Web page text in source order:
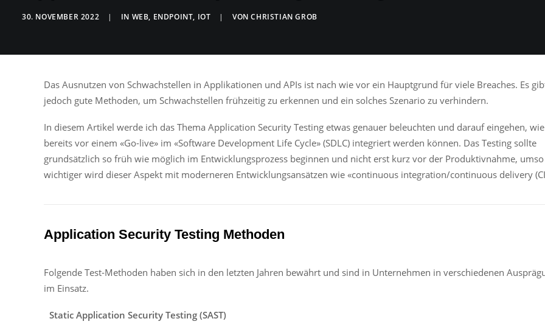
30. NOVEMBER 2022 | IN WEB, ENDPOINT, IOT | VONCHRISTIAN GROB
Das Ausnutzen von Schwachstellen in Applikationen und APIs ist nach wie vor ein Hauptgrund für viele Breaches. Es
jedoch gute Methoden, um Schwachstellen frühzeitig zu erkennen und ein solches Szenario zu verhindern.
In diesem Artikel werde ich das Thema Application Security Testing etwas genauer beleuchten und darauf eingehen,
bereits vor einem «Go-live» im «Software Development Life Cycle» (SDLC) integriert werden können. Das Testing sollte
grundsätzlich so früh wie möglich im Entwicklungsprozess beginnen und nicht erst kurz vor der Produktivnahme, umso
wichtiger wird dieser Aspekt mit moderneren Entwicklungsansätzen wie «continuous integration/continuous delivery
Application Security Testing Methoden
Folgende Test-Methoden haben sich in den letzten Jahren bewährt und sind in Unternehmen in verschiedenen
im Einsatz.
Static Application Security Testing (SAST)